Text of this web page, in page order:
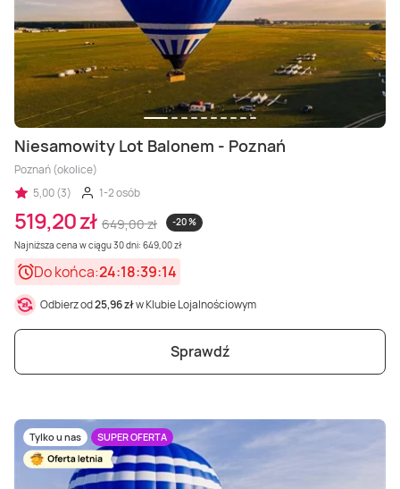
Niesamowity Lot Balonem - Poznań
Poznań (okolice)
5,00 (3)
1-2 osób
519,20 zł 649,00 zł
-20 %
Najniższa cena w ciągu 30 dni: 649,00 zł
Do końca:24:18:39:12
Odbierz od25,96 złw Klubie Lojalnościowym
Sprawdź
Tylko u nas SUPER OFERTA